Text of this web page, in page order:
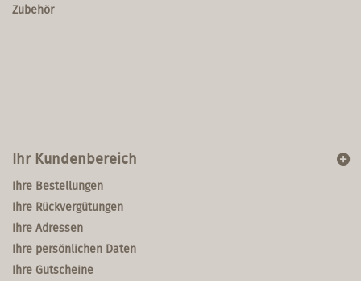
Zubehör
Ihr Kundenbereich
Ihre Bestellungen
Ihre Rückvergütungen
Ihre Adressen
Ihre persönlichen Daten
Ihre Gutscheine